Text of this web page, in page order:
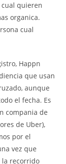
quieren
organica.
cual
Happn
que usan
aunque
el fecha. Es
compania de
de Uber),
por el
vez que
la recorrido